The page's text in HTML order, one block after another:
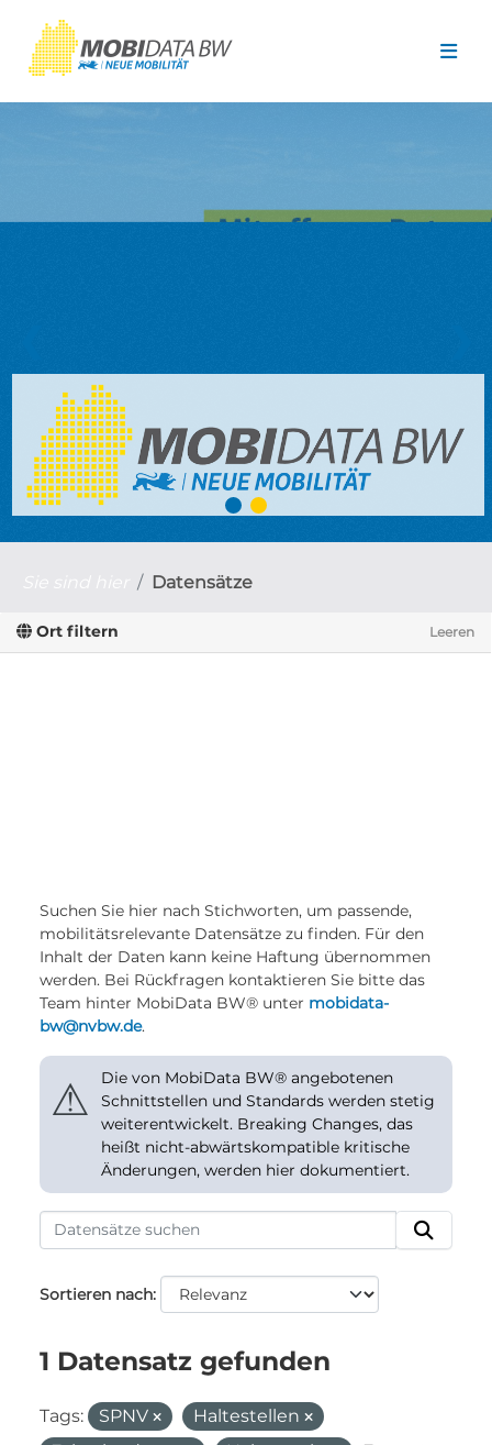
Datensätze
Ort filtern Leeren
Suchen Sie hier nach Stichworten, um passende,
mobilitätsrelevante Datensätze zu finden. Für den
Inhalt der Daten kann keine Haftung übernommen
werden. Bei Rückfragen kontaktieren Sie bitte das
Team hinter MobiData BW® unter mobidata-
bw@nvbw.de.
⚠
Die von MobiData BW® angebotenen
Schnittstellen und Standards werden stetig
weiterentwickelt. Breaking Changes, das
heißt nicht-abwärtskompatible kritische
Änderungen, werden hier dokumentiert.
Sortieren nach
1 Datensatz gefunden
Tags: SPNV
Haltestellen